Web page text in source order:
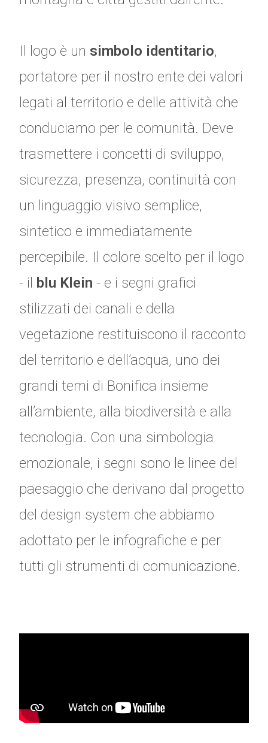
Il logo è un simbolo identitario,
portatore per il nostro ente dei valori
legati al territorio e delle attività che
conduciamo per le comunità. Deve
trasmettere i concetti di sviluppo,
sicurezza, presenza, continuità con
un linguaggio visivo semplice,
sintetico e immediatamente
percepibile. Il colore scelto per il logo
- il blu Klein - e i segni grafici
stilizzati dei canali e della
vegetazione restituiscono il racconto
del territorio e dell’acqua, uno dei
grandi temi di Bonifica insieme
all’ambiente, alla biodiversità e alla
tecnologia. Con una simbologia
emozionale, i segni sono le linee del
paesaggio che derivano dal progetto
del design system che abbiamo
adottato per le infografiche e per
tutti gli strumenti di comunicazione.